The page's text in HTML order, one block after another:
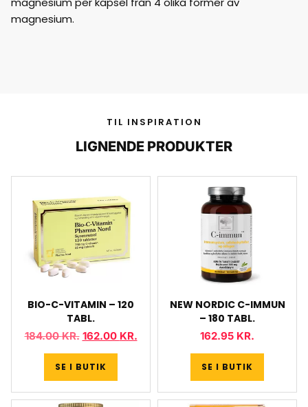
magnesium.
TIL INSPIRATION
LIGNENDE PRODUKTER
BIO-C-VITAMIN – 120
TABL.
184.00KR. 162.00 KR.
SE I BUTIK
NEW NORDIC C-IMMUN
– 180 TABL.
162.95 KR.
SE I BUTIK